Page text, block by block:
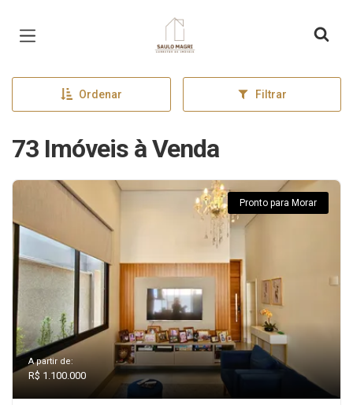
Página inicial
Ordenar Filtrar
73 Imóveis à Venda
Pronto para Morar
A partir de:
R$ 1.100.000